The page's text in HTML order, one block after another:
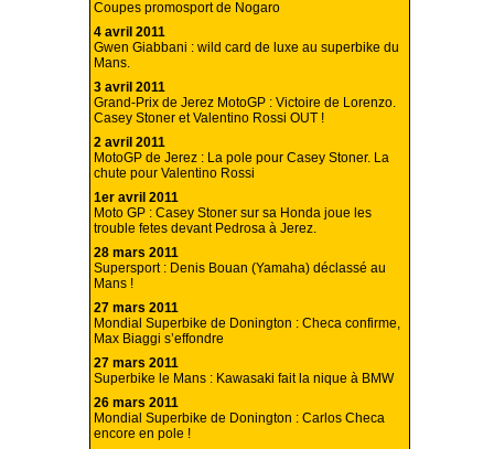
Coupes promosport de Nogaro
4 avril 2011
Gwen Giabbani : wild card de luxe au superbike du
Mans.
3 avril 2011
Grand-Prix de Jerez MotoGP : Victoire de Lorenzo.
Casey Stoner et Valentino Rossi OUT !
2 avril 2011
MotoGP de Jerez : La pole pour Casey Stoner. La
chute pour Valentino Rossi
1er avril 2011
Moto GP : Casey Stoner sur sa Honda joue les
trouble fetes devant Pedrosa à Jerez.
28 mars 2011
Supersport : Denis Bouan (Yamaha) déclassé au
Mans !
27 mars 2011
Mondial Superbike de Donington : Checa confirme,
Max Biaggi s’effondre
27 mars 2011
Superbike le Mans : Kawasaki fait la nique à BMW
26 mars 2011
Mondial Superbike de Donington : Carlos Checa
encore en pole !